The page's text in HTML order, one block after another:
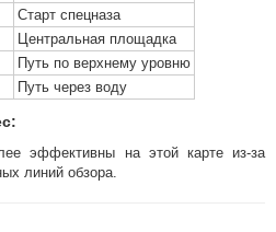
Старт спецназа
Центральная площадка
Путь по верхнему уровню
Путь через воду
эффективны на этой карте из-за
линий обзора.